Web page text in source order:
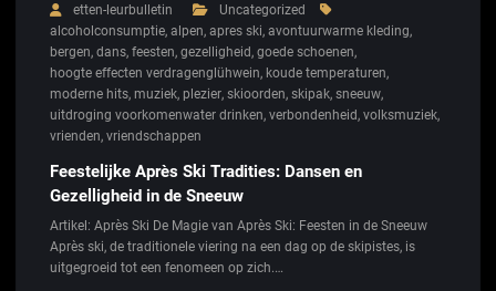
etten-leurbulletin
Uncategorized
alcoholconsumptie, alpen, apres ski, avontuurwarme kleding,
bergen, dans, feesten, gezelligheid, goede schoenen,
hoogte effecten verdragenglühwein, koude temperaturen,
moderne hits, muziek, plezier, skioorden, skipak, sneeuw,
uitdroging voorkomenwater drinken, verbondenheid, volksmuziek,
vrienden, vriendschappen
Feestelijke Après Ski Tradities: Dansen en
Gezelligheid in de Sneeuw
Artikel: Après Ski De Magie van Après Ski: Feesten in de Sneeuw
Après ski, de traditionele viering na een dag op de skipistes, is
uitgegroeid tot een fenomeen op zich.…